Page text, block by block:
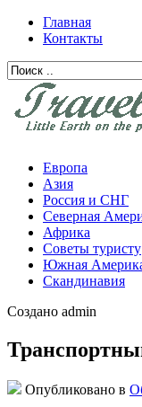
Главная
Контакты
Европа
Азия
Россия и СНГ
Северная
Африка
Советы туристу
Южная
Скандинавия
Создано admin
Опубликовано в